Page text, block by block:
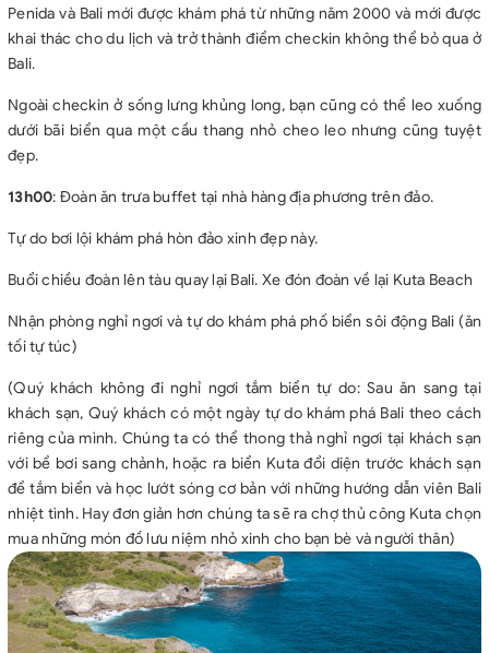
Penida và Bali mới được khám phá từ những năm 2000 và mới được
khai thác cho du lịch và trở thành điểm checkin không thể bỏ qua ở
Bali.
Ngoài checkin ở sống lưng khủng long, bạn cũng có thể leo xuống
dưới bãi biển qua một cầu thang nhỏ cheo leo nhưng cũng tuyệt
đẹp.
13h00: Đoàn ăn trưa buffet tại nhà hàng địa phương trên đảo.
Tự do bơi lội khám phá hòn đảo xinh đẹp này.
Buổi chiều đoàn lên tàu quay lại Bali. Xe đón đoàn về lại Kuta Beach
Nhận phòng nghỉ ngơi và tự do khám phá phố biển sôi động Bali (ăn
tối tự túc)
(Quý khách không đi nghỉ ngơi tắm biển tự do: Sau ăn sang tại
khách sạn, Quý khách có một ngày tự do khám phá Bali theo cách
riêng của mình. Chúng ta có thể thong thả nghỉ ngơi tại khách sạn
với bể bơi sang chảnh, hoặc ra biển Kuta đổi diện trước khách sạn
để tắm biển và học lướt sóng cơ bản với những hướng dẫn viên Bali
nhiệt tình. Hay đơn giản hơn chúng ta sẽ ra chợ thủ công Kuta chọn
mua những món đồ lưu niệm nhỏ xinh cho bạn bè và người thân)